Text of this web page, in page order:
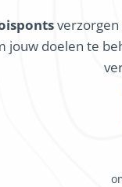
jouw doelen te